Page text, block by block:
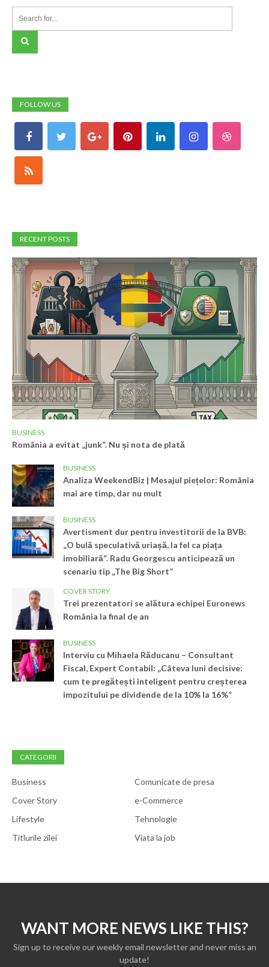
FOLLOW US
RECENT POSTS
BUSINESS
România a evitat „junk”. Nu și nota de plată
BUSINESS
Analiza WeekendBiz | Mesajul piețelor: România
mai are timp, dar nu mult
BUSINESS
Avertisment dur pentru investitorii de la BVB:
„O bulă speculativă uriașă, la fel ca piața
imobiliară”. Radu Georgescu anticipează un
scenariu tip „The Big Short”
COVER STORY
Trei prezentatori se alătura echipei Euronews
România la final de an
BUSINESS
Interviu cu Mihaela Răducanu – Consultant
Fiscal, Expert Contabil: „Câteva luni decisive:
cum te pregătești inteligent pentru creșterea
impozitului pe dividende de la 10% la 16%”
CATEGORII
Business
Comunicate de presa
Cover Story
e-Commerce
Lifestyle
Tehnologie
Titlurile zilei
Viata la job
WANT MORE NEWS LIKE THIS?
Sign up to receive our weekly email newsletter and never miss an
update!